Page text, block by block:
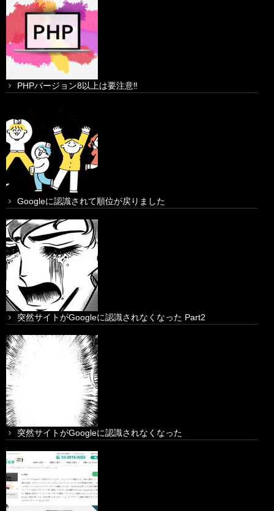
PHPバージョン8以上は要注意‼
Googleに認識されて順位が戻りました
突然サイトがGoogleに認識されなくなった Part2
突然サイトがGoogleに認識されなくなった